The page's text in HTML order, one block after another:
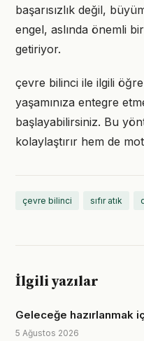
başarısızlık değil,
engel, aslında önemli
getiriyor.
çevre bilinci ile ilgili
yaşamınıza entegre
başlayabilirsiniz. Bu
kolaylaştırır hem de
çevre bilinci sıfır atık
İlgili yazılar
Geleceğe hazırlanmak
5 Ağustos 2026